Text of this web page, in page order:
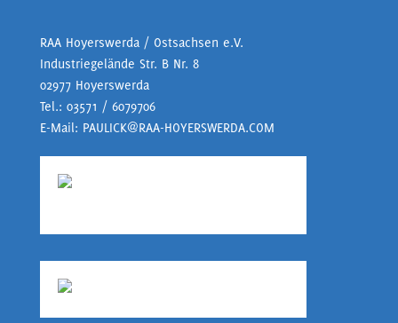
RAA Hoyerswerda / Ostsachsen e.V.
Industriegelände Str. B Nr. 8
02977 Hoyerswerda
Tel.: 03571 / 6079706
E-Mail: PAULICK@RAA-HOYERSWERDA.COM